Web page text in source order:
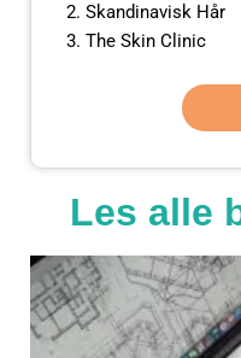
Skandinavisk Hår
The Skin Clinic
Les alle